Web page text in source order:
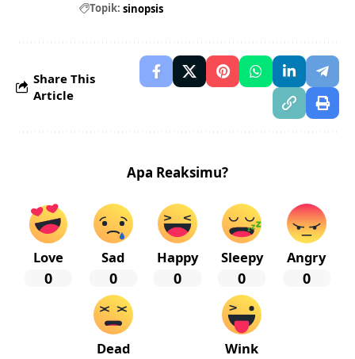
Topik: sinopsis
Share This
Article
Apa Reaksimu?
Love
0
Sad
0
Happy
0
Sleepy
0
Angry
0
Dead Wink